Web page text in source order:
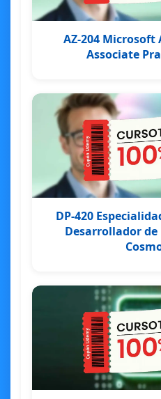
AZ-204 Microsoft
Associate
DP-420
Desarrollador